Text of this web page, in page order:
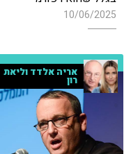
10/06/2025
אריה אלדד וליאת
רון